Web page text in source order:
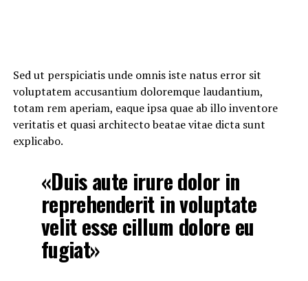
Sed ut perspiciatis unde omnis iste natus error sit
voluptatem accusantium doloremque laudantium,
totam rem aperiam, eaque ipsa quae ab illo inventore
veritatis et quasi architecto beatae vitae dicta sunt
explicabo.
«Duis aute irure dolor in
reprehenderit in voluptate
velit esse cillum dolore eu
fugiat»